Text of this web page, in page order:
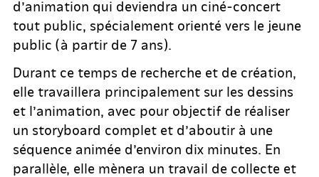
d’animation qui deviendra un ciné-concert
tout public, spécialement orienté vers le jeune
public (à partir de 7 ans).
Durant ce temps de recherche et de création,
elle travaillera principalement sur les dessins
et l’animation, avec pour objectif de réaliser
un storyboard complet et d’aboutir à une
séquence animée d’environ dix minutes. En
parallèle, elle mènera un travail de collecte et